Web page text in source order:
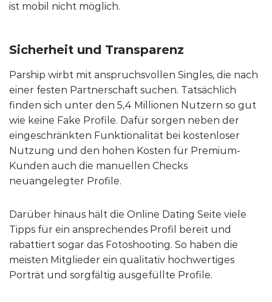
ist mobil nicht möglich.
Sicherheit und Transparenz
Parship wirbt mit anspruchsvollen Singles, die nach
einer festen Partnerschaft suchen. Tatsächlich
finden sich unter den 5,4 Millionen Nutzern so gut
wie keine Fake Profile. Dafür sorgen neben der
eingeschränkten Funktionalität bei kostenloser
Nutzung und den hohen Kosten für Premium-
Kunden auch die manuellen Checks
neuangelegter Profile.
Darüber hinaus hält die Online Dating Seite viele
Tipps für ein ansprechendes Profil bereit und
rabattiert sogar das Fotoshooting. So haben die
meisten Mitglieder ein qualitativ hochwertiges
Porträt und sorgfältig ausgefüllte Profile.